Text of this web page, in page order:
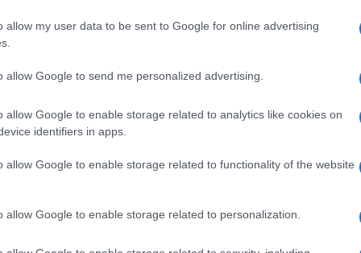
allow my user data to be sent to Google for online advertising
allow Google to send me personalized advertising.
allow Google to enable storage related to analytics like cookies on
identifiers in apps.
allow Google to enable storage related to functionality of the website
allow Google to enable storage related to personalization.
.
Tweet Send
μας στο Google News